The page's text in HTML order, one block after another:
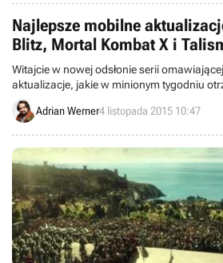
nie tylko.
Najlepsze mobilne
Blitz, Mortal Kombat X i
Witajcie w nowej odsłonie serii
aktualizacje, jakie w minionym tygodniu
razem polecamy wypróbowanie łatek do
Fighter 2, Mortal Kombat X, Pocket Mine 2,
Adrian Werner4 listopada 2015 10:47